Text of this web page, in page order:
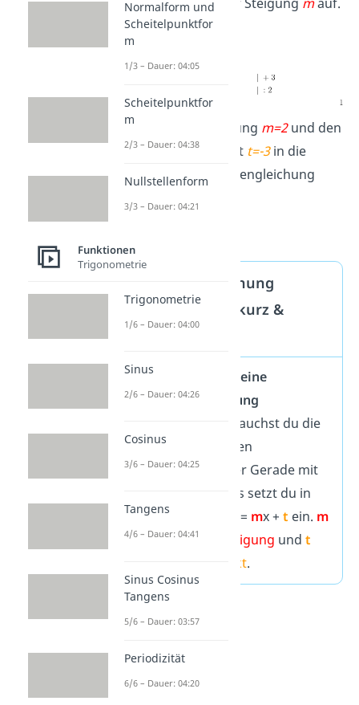
2. Setze die Steigung m=2 und den
y-Achsenabschnitt t=-3 in die
allgemeine Geradengleichung
Geradengleichung
aufstellen — kurz &
Um eine
allgemeine
Geradengleichung
aufzustellen, brauchst du die
Steigung
und den
Schnittpunkt
der Gerade mit
der y-Achse. Das setzt du in
die Gleichung y = mx +t ein. m
ist dabei die
Steigung undt
Schnittpunkt.
Normalform und
Scheitelpunktfor
m
1/3 – Dauer: 04:05
Scheitelpunktfor
m
2/3 – Dauer: 04:38
Nullstellenform
3/3 – Dauer: 04:21
Funktionen
Trigonometrie
Trigonometrie
1/6 – Dauer: 04:00
Sinus
2/6 – Dauer: 04:26
Cosinus
3/6 – Dauer: 04:25
Tangens
4/6 – Dauer: 04:41
Sinus Cosinus
Tangens
5/6 – Dauer: 03:57
Periodizität
6/6 – Dauer: 04:20